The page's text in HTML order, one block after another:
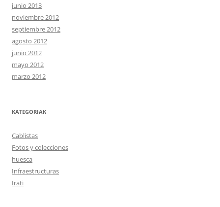
junio 2013
noviembre 2012
septiembre 2012
agosto 2012
junio 2012
mayo 2012
marzo 2012
KATEGORIAK
Cablistas
Fotos y colecciones
huesca
Infraestructuras
Irati